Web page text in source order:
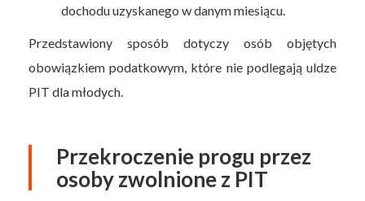
dochodu uzyskanego w danym miesiącu.
Przedstawiony sposób dotyczy osób objętych
obowiązkiem podatkowym, które nie podlegają uldze
PIT dla młodych.
Przekroczenie progu przez
osoby zwolnione z PIT